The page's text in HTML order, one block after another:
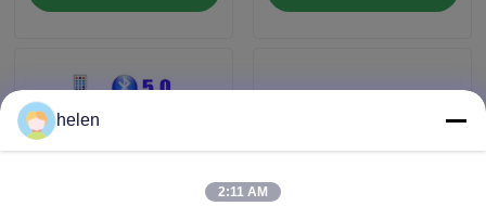
บล็อก
โมดูลบอร์ดเครื่องขยายเสียง
helen
2:11 AM